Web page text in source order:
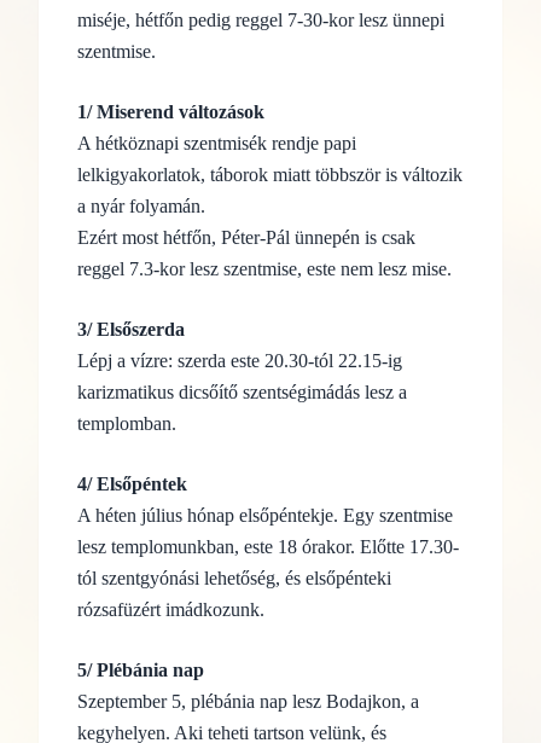
miséje, hétfőn pedig reggel 7-30-kor lesz ünnepi
szentmise.
1/ Miserend változások
A hétköznapi szentmisék rendje papi
lelkigyakorlatok, táborok miatt többször is változik
a nyár folyamán.
Ezért most hétfőn, Péter-Pál ünnepén is csak
reggel 7.3-kor lesz szentmise, este nem lesz mise.
3/ Elsőszerda
Lépj a vízre: szerda este 20.30-tól 22.15-ig
karizmatikus dicsőítő szentségimádás lesz a
templomban.
4/ Elsőpéntek
A héten július hónap elsőpéntekje. Egy szentmise
lesz templomunkban, este 18 órakor. Előtte 17.30-
tól szentgyónási lehetőség, és elsőpénteki
rózsafüzért imádkozunk.
5/ Plébánia nap
Szeptember 5, plébánia nap lesz Bodajkon, a
kegyhelyen. Aki teheti tartson velünk, és